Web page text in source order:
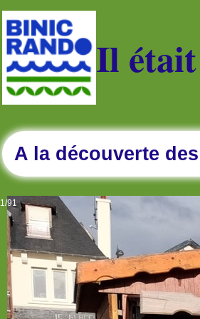
Il
A la découverte
1/91